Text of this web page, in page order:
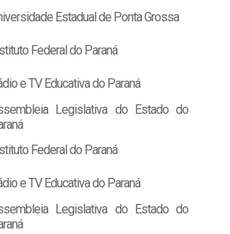
Estadual de Ponta Grossa
Federal do Paraná
e TV Educativa do Paraná
Legislativa do Estado do
Federal do Paraná
e TV Educativa do Paraná
Legislativa do Estado do